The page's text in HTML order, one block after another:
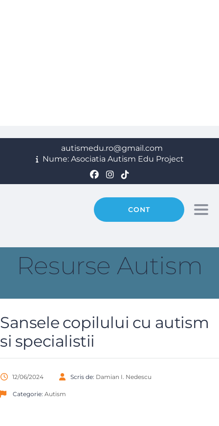
autismedu.ro@gmail.com
Nume: Asociatia Autism Edu Project
CONT
Resurse Autism
Sansele copilului cu autism
si specialistii
12/06/2024 Scris de: Damian I. Nedescu
Categorie: Autism